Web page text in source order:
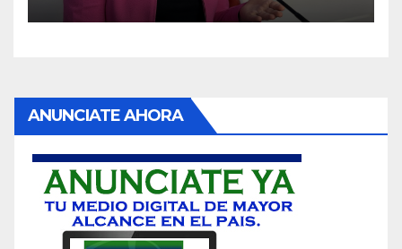
ANUNCIATE AHORA